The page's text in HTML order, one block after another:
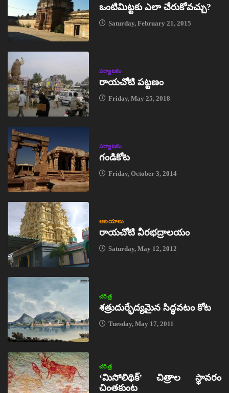
ఒంటిమిట్టకు ఎలా చేరుకోవచ్చు?
Saturday, February 21, 2015
పర్యాటకం
రాయచోటి పట్టణం
Friday, May 25, 2018
పర్యాటకం
గండికోట
Friday, October 3, 2014
ఆలయాలు
రాయచోటి వీరభద్రాలయం
Saturday, May 12, 2012
చరిత్ర
శత్రుదుర్భేద్యమైన సిద్ధవటం కోట
Tuesday, May 17, 2011
చరిత్ర
‘మిసోలిథిక్‌’ చిత్రాల స్థావరం
చింతకుంట